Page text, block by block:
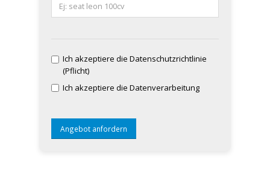
Ich akzeptiere die Datenschutzrichtlinie
(Pflicht)
Ich akzeptiere die Datenverarbeitung
Angebot anfordern